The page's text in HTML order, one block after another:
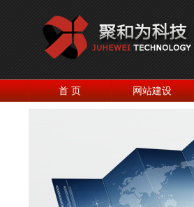
首 页 网站建设